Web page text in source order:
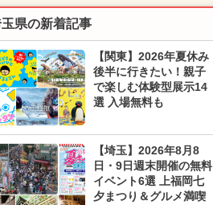
県の新着記事
【関東】2026年夏休み
後半に行きたい！親子
で楽しむ体験型展示14
選 入場無料も
【埼玉】2026年8月8
日・9日週末開催の無料
イベント6選 上福岡七
夕まつり＆グルメ満喫